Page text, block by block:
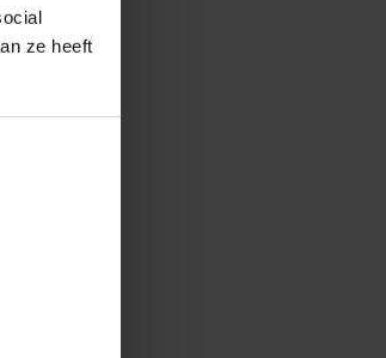
ze heeft